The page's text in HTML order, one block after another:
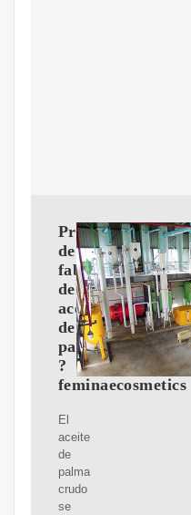
Proceso
de
fabricación
del
aceite
de
palma
?
feminaecosmetics
El
aceite
de
palma
crudo
se